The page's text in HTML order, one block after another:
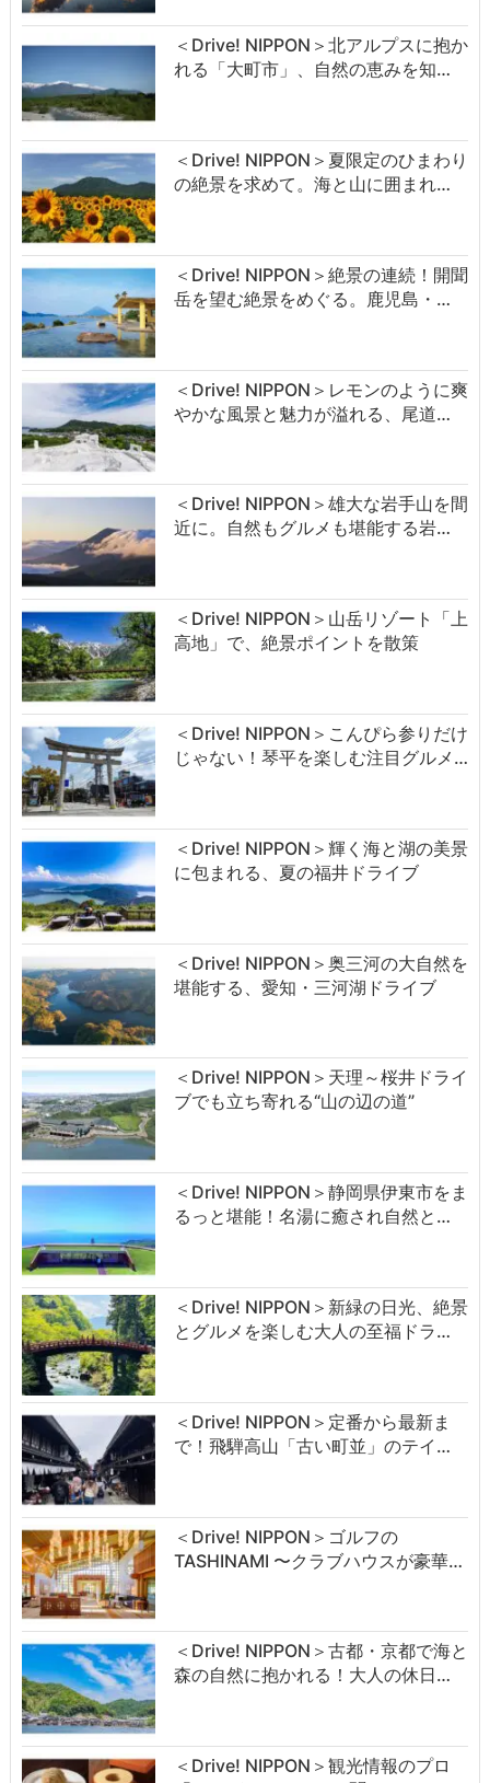
＜Drive! NIPPON＞北アルプスに抱か
れる「大町市」、自然の恵みを知…
＜Drive! NIPPON＞夏限定のひまわり
の絶景を求めて。海と山に囲まれ…
＜Drive! NIPPON＞絶景の連続！開聞
岳を望む絶景をめぐる。鹿児島・…
＜Drive! NIPPON＞レモンのように爽
やかな風景と魅力が溢れる、尾道…
＜Drive! NIPPON＞雄大な岩手山を間
近に。自然もグルメも堪能する岩…
＜Drive! NIPPON＞山岳リゾート「上
高地」で、絶景ポイントを散策
＜Drive! NIPPON＞こんぴら参りだけ
じゃない！琴平を楽しむ注目グルメ…
＜Drive! NIPPON＞輝く海と湖の美景
に包まれる、夏の福井ドライブ
＜Drive! NIPPON＞奥三河の大自然を
堪能する、愛知・三河湖ドライブ
＜Drive! NIPPON＞天理～桜井ドライ
ブでも立ち寄れる“山の辺の道”
＜Drive! NIPPON＞静岡県伊東市をま
るっと堪能！名湯に癒され自然と…
＜Drive! NIPPON＞新緑の日光、絶景
とグルメを楽しむ大人の至福ドラ…
＜Drive! NIPPON＞定番から最新ま
で！飛騨高山「古い町並」のテイ…
＜Drive! NIPPON＞ゴルフの
TASHINAMI 〜クラブハウスが豪華…
＜Drive! NIPPON＞古都・京都で海と
森の自然に抱かれる！大人の休日…
＜Drive! NIPPON＞観光情報のプロ